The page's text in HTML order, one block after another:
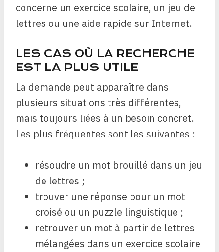
concerne un exercice scolaire, un jeu de
lettres ou une aide rapide sur Internet.
LES CAS OÙ LA RECHERCHE
EST LA PLUS UTILE
La demande peut apparaître dans
plusieurs situations très différentes,
mais toujours liées à un besoin concret.
Les plus fréquentes sont les suivantes :
résoudre un mot brouillé dans un jeu
de lettres ;
trouver une réponse pour un mot
croisé ou un puzzle linguistique ;
retrouver un mot à partir de lettres
mélangées dans un exercice scolaire